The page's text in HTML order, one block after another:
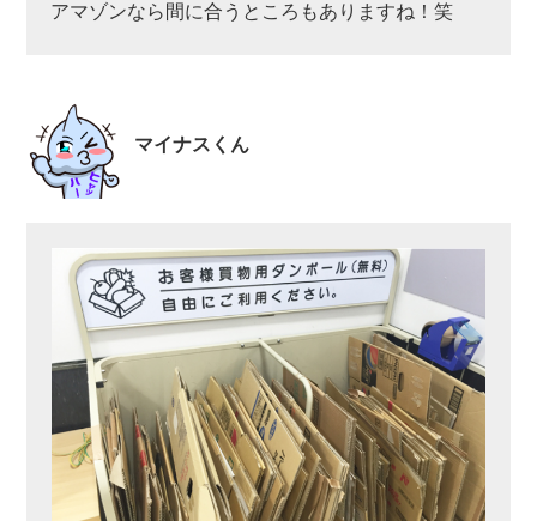
アマゾンなら間に合うところもありますね！笑
マイナスくん